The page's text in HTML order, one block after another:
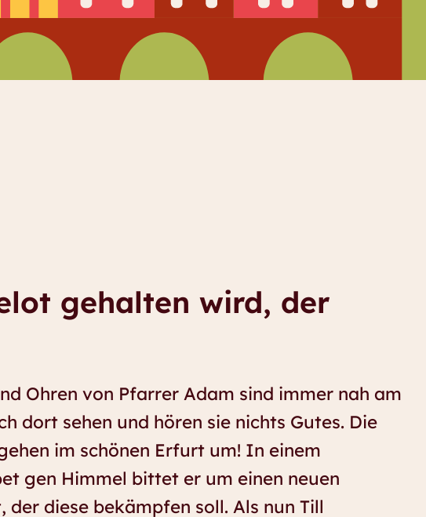
gehalten wird, der
Ohren von Pfarrer Adam sind immer nah am
dort sehen und hören sie nichts Gutes. Die
im schönen Erfurt um! In einem
gen Himmel bittet er um einen neuen
der diese bekämpfen soll. Als nun Till